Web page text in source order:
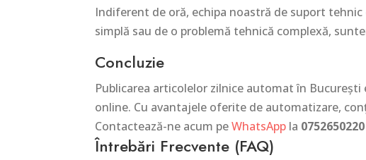
Indiferent de oră, echipa noastră de suport
simplă sau de o problemă tehnică complexă,
Concluzie
Publicarea articolelor zilnice automat în
online. Cu avantajele oferite de automatizare,
Contactează-ne acum peWhatsApp la 0752650220
Întrebări Frecvente (FAQ)